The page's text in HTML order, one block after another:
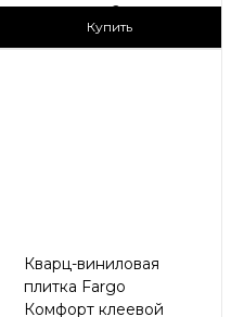
2
Купить
Кварц-виниловая
плитка Fargo
Комфорт клеевой